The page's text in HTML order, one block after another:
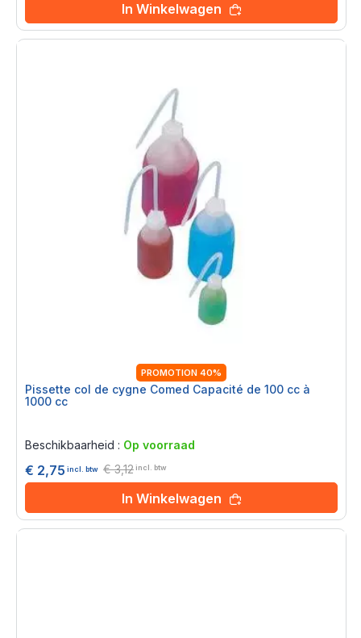
In Winkelwagen
PROMOTION 40%
Pissette col de cygne Comed Capacité de 100 cc à
1000 cc
Beschikbaarheid : Op voorraad
€ 2,75 incl. btw € 3,12incl. btw
In Winkelwagen